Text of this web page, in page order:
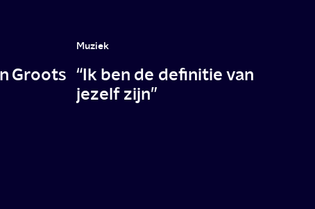
Groots
Muziek
“Ik ben de definitie van
jezelf zijn”